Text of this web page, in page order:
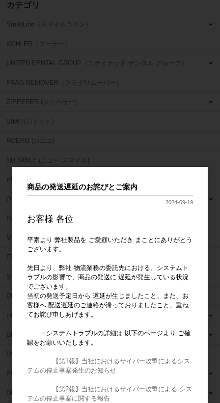
カテゴリ
SmileLine（スマイルライン）
KOHLER（コーラー）
UNITED DENTAL GROUP（ユナイテッド デンタル グループ）
FRAG REMOVER（フラグリムーバー）
ZIPPERER (ジッペラー)
SIMIT(シミット)
ROEKO (ロエコ)
NU SMILE (ニュー スマイル)
PULPDENT (パルプデント)
OBUTURA SPARTAN (オブチュラスパルタン)
HAHNENKRATT (ハーネンクラット)
MIRROR GEAR (ミラーギア)
FORUM (フォーラム)
STAR DENTAL (スターデンタル)
DEN TOUCH (デンタッチ)
HORICO (ホリコ)
DEDECO (デデコ)
DVA (ディーヴイエー)
POLIRAPID (ポリラピッド)
DENTSPLY (デンツプライ)
商品の発送遅延のお詫びとご案内
2024-09-19
お客様 各位
平素より 弊社製品を ご愛顧いただき まことにありがとう
ございます。
先日より、弊社 物流業務の委託先における、システムト
ラブルの影響で、商品の発送に 遅延が発生している状況
でございます。
当初の発送予定日から 遅延が生じましたこと、また、お
客様へ 配送遅延のご連絡が滞っておりましたこと、重ね
てお詫び申しあげます。
・システムトラブルの詳細は 以下のページより ご確
認をお願いいたします。
【第1報】当社におけるサイバー攻撃によるシス
テムの停止事案発生のお知らせ
【第2報】当社におけるサイバー攻撃による シス
テムの停止事案に関する報告